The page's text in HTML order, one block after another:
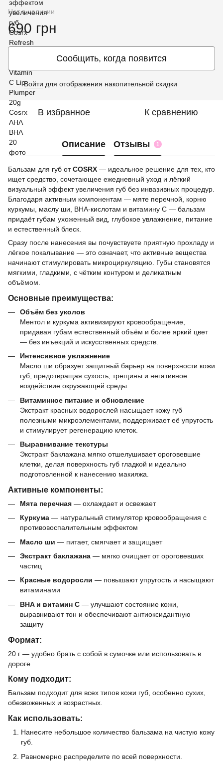
Нет в наличии
690 грн
Сообщить, когда появится
% Войти для отображения накопительной скидки
В избранное К сравнению
Описание Отзывы 1
Бальзам для губ отCOSRX — идеальное решение для тех, кто
ищет средство, сочетающее ежедневный уход и лёгкий
визуальный эффект увеличения губ без инвазивных процедур.
Благодаря активным компонентам — мяте перечной, корню
куркумы, маслу ши, BHA-кислотам и витамину C — бальзам
придаёт губам ухоженный вид, глубокое увлажнение, питание
и естественный блеск.
Сразу после нанесения вы почувствуете приятную прохладу и
лёгкое покалывание — это означает, что активные вещества
начинают стимулировать микроциркуляцию. Губы становятся
мягкими, гладкими, с чётким контуром и деликатным
объёмом.
Основные преимущества:
Объём без уколов
Ментол и куркума активизируют кровообращение,
придавая губам естественный объём и более яркий цвет
— без инъекций и искусственных средств.
Интенсивное увлажнение
Масло ши образует защитный барьер на поверхности кожи
губ, предотвращая сухость, трещины и негативное
воздействие окружающей среды.
Витаминное питание и обновление
Экстракт красных водорослей насыщает кожу губ
полезными микроэлементами, поддерживает её упругость
и стимулирует регенерацию клеток.
Выравнивание текстуры
Экстракт баклажана мягко отшелушивает ороговевшие
клетки, делая поверхность губ гладкой и идеально
подготовленной к нанесению макияжа.
Активные компоненты:
Мята перечная — охлаждает и освежает
Куркума — натуральный стимулятор кровообращения с
противовоспалительным эффектом
Масло ши — питает, смягчает и защищает
Экстракт баклажана — мягко очищает от ороговевших
частиц
Красные водоросли — повышают упругость и насыщают
витаминами
BHA и витамин C — улучшают состояние кожи,
выравнивают тон и обеспечивают антиоксидантную
защиту
Формат:
20 г — удобно брать с собой в сумочке или использовать в
дороге
Кому подходит:
Бальзам подходит для всех типов кожи губ, особенно сухих,
обезвоженных и возрастных.
Как использовать:
Нанесите небольшое количество бальзама на чистую кожу
губ.
Равномерно распределите по всей поверхности.